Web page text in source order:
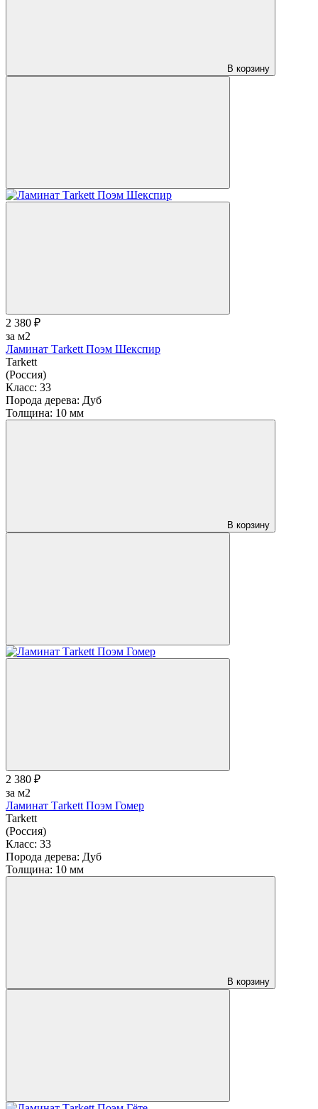
В корзину
2 380 ₽
за м2
Ламинат Тarkett Поэм Шекспир
Tarkett
(Россия)
Класс: 33
Порода дерева: Дуб
Толщина: 10 мм
В корзину
2 380 ₽
за м2
Ламинат Тarkett Поэм Гомер
Tarkett
(Россия)
Класс: 33
Порода дерева: Дуб
Толщина: 10 мм
В корзину